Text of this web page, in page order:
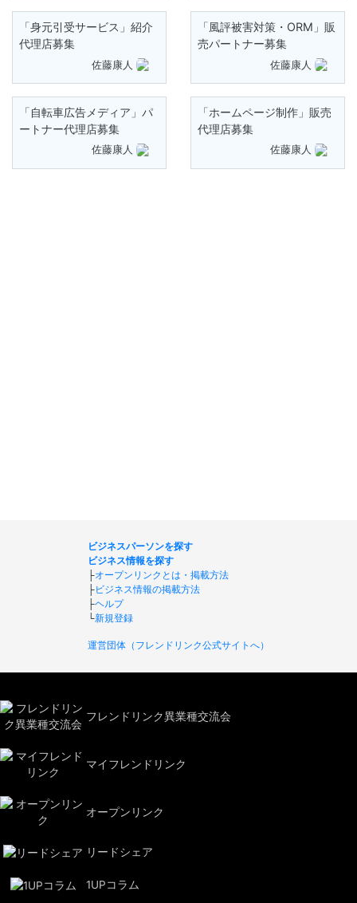
「身元引受サービス」紹介
代理店募集
佐藤康人
「風評被害対策・ORM」販
売パートナー募集
佐藤康人
「自転車広告メディア」パ
ートナー代理店募集
佐藤康人
「ホームページ制作」販売
代理店募集
佐藤康人
ビジネスパーソンを探す
ビジネス情報を探す
├オープンリンクとは・掲載方法
├ビジネス情報の掲載方法
├ヘルプ
└新規登録
運営団体（フレンドリンク公式サイトへ）
フレンドリンク異業種交流会
マイフレンドリンク
オープンリンク
リードシェア
1UPコラム